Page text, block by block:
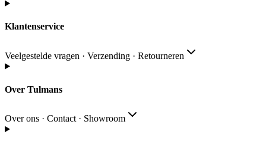
Klantenservice
Veelgestelde vragen · Verzending · Retourneren
Over Tulmans
Over ons · Contact · Showroom